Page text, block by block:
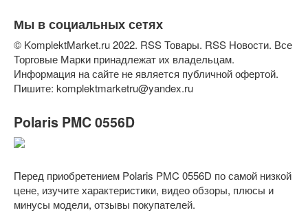
Мы в социальных сетях
© KomplektMarket.ru 2022. RSS Товары. RSS Новости. Все
Торговые Марки принадлежат их владельцам.
Информация на сайте не является публичной офертой.
Пишите: komplektmarketru@yandex.ru
Polaris PMC 0556D
Перед приобретением Polaris PMC 0556D по самой низкой
цене, изучите характеристики, видео обзоры, плюсы и
минусы модели, отзывы покупателей.